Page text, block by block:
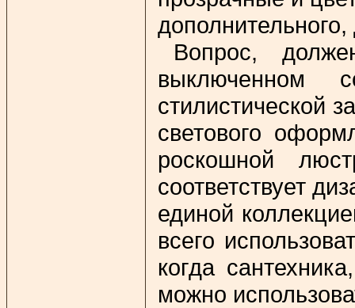
дополнительного,
Вопрос,
выключенном
стилистической
светового
роскошной
соответствует
единой
всего
когда
можно